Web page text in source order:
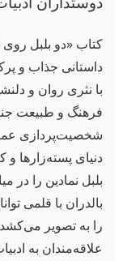
کتاب «دو بلبل
داستانی جذاب و
با نثری روان و
فرهنگ و طبیعت
شخصیت‌پردازی
دنیای پسته‌زارها
بلبل نمادین را
بالدران با قلمی
را به تصویر
علاقه‌مندان به